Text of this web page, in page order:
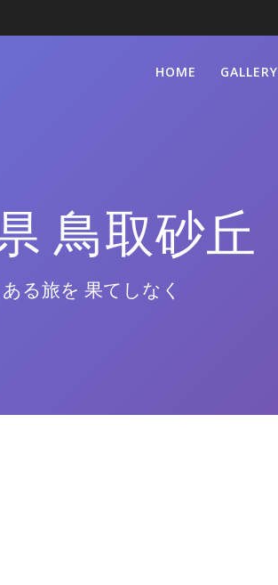
HOME GALLERY
鳥取砂丘
る旅を 果てしなく